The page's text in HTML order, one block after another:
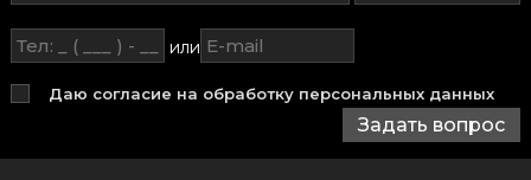
или
Даю согласие на обработку персональных данных